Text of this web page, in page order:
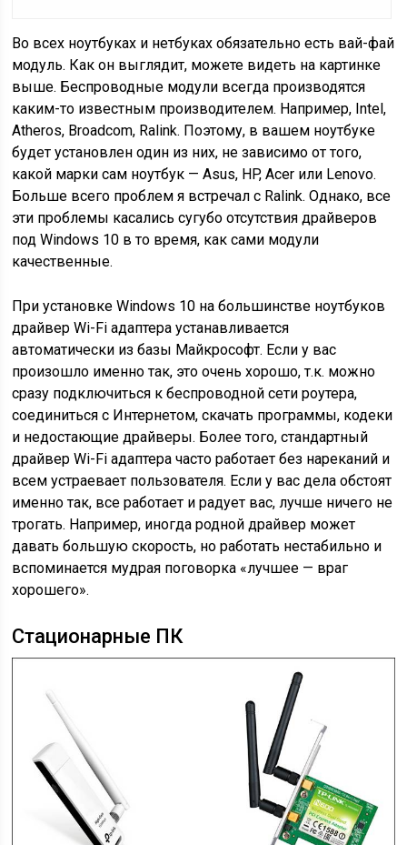
Во всех ноутбуках и нетбуках обязательно есть вай-фай
модуль. Как он выглядит, можете видеть на картинке
выше. Беспроводные модули всегда производятся
каким-то известным производителем. Например, Intel,
Atheros, Broadcom, Ralink. Поэтому, в вашем ноутбуке
будет установлен один из них, не зависимо от того,
какой марки сам ноутбук — Asus, HP, Acer или Lenovo.
Больше всего проблем я встречал с Ralink. Однако, все
эти проблемы касались сугубо отсутствия драйверов
под Windows 10 в то время, как сами модули
качественные.
При установке Windows 10 на большинстве ноутбуков
драйвер Wi-Fi адаптера устанавливается
автоматически из базы Майкрософт. Если у вас
произошло именно так, это очень хорошо, т.к. можно
сразу подключиться к беспроводной сети роутера,
соединиться с Интернетом, скачать программы, кодеки
и недостающие драйверы. Более того, стандартный
драйвер Wi-Fi адаптера часто работает без нареканий и
всем устраевает пользователя. Если у вас дела обстоят
именно так, все работает и радует вас, лучше ничего не
трогать. Например, иногда родной драйвер может
давать большую скорость, но работать нестабильно и
вспоминается мудрая поговорка «лучшее — враг
хорошего».
Стационарные ПК